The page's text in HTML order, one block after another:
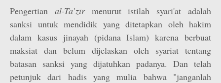
Pengertian al-Ta’zīrmenurut istilah syari'at adalah
sanksi untuk mendidik yang ditetapkan oleh hakim
dalam kasus jinayah (pidana Islam) karena berbuat
maksiat dan belum dijelaskan oleh syariat tentang
batasan sanksi yang dijatuhkan padanya. Dan telah
petunjuk dari hadis yang mulia bahwa "janganlah